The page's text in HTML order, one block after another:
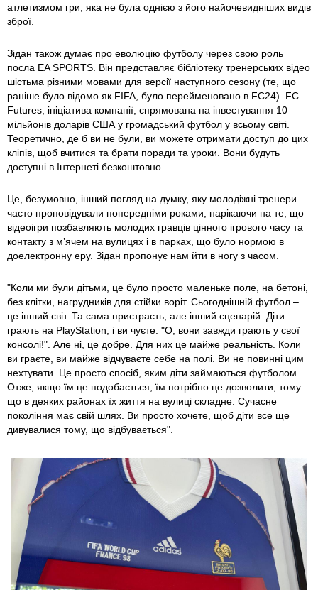
атлетизмом гри, яка не була однією з його найочевидніших видів
зброї.
Зідан також думає про еволюцію футболу через свою роль
посла EA SPORTS. Він представляє бібліотеку тренерських відео
шістьма різними мовами для версії наступного сезону (те, що
раніше було відомо як FIFA, було перейменовано в FC24). FC
Futures, ініціатива компанії, спрямована на інвестування 10
мільйонів доларів США у громадський футбол у всьому світі.
Теоретично, де б ви не були, ви можете отримати доступ до цих
кліпів, щоб вчитися та брати поради та уроки. Вони будуть
доступні в Інтернеті безкоштовно.
Це, безумовно, інший погляд на думку, яку молодіжні тренери
часто проповідували попередніми роками, нарікаючи на те, що
відеоігри позбавляють молодих гравців цінного ігрового часу та
контакту з м’ячем на вулицях і в парках, що було нормою в
доелектронну еру. Зідан пропонує нам йти в ногу з часом.
"Коли ми були дітьми, це було просто маленьке поле, на бетоні,
без клітки, нагрудників для стійки воріт. Сьогоднішній футбол –
це інший світ. Та сама пристрасть, але інший сценарій. Діти
грають на PlayStation, і ви чуєте: "О, вони завжди грають у свої
консолі!". Але ні, це добре. Для них це майже реальність. Коли
ви граєте, ви майже відчуваєте себе на полі. Ви не повинні цим
нехтувати. Це просто спосіб, яким діти займаються футболом.
Отже, якщо їм це подобається, їм потрібно це дозволити, тому
що в деяких районах їх життя на вулиці складне. Сучасне
покоління має свій шлях. Ви просто хочете, щоб діти все ще
дивувалися тому, що відбувається".